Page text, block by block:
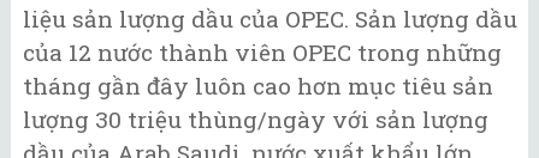
liệu sản lượng dầu của OPEC. Sản lượng dầu
của 12 nước thành viên OPEC trong những
tháng gần đây luôn cao hơn mục tiêu sản
lượng 30 triệu thùng/ngày với sản lượng
dầu của Arab Saudi, nước xuất khẩu lớn